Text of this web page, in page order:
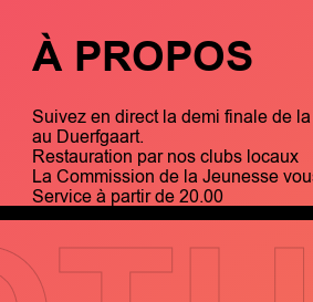
À PROPOS
Suivez en direct la demi finale de
au Duerfgaart.
Restauration par nos clubs locaux
La Commission de la Jeunesse
Service à partir de 20.00